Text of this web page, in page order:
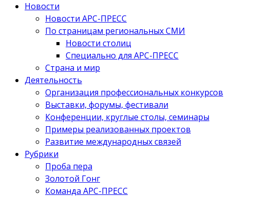
Новости
Новости АРС-ПРЕСС
По страницам региональных СМИ
Новости столиц
Специально для АРС-ПРЕСС
Страна и мир
Деятельность
Организация профессиональных конкурсов
Выставки, форумы, фестивали
Конференции, круглые столы, семинары
Примеры реализованных проектов
Развитие международных связей
Рубрики
Проба пера
Золотой Гонг
Команда АРС-ПРЕСС